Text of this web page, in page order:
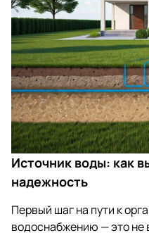
Источник воды: как
надежность
Первый шаг на пути к
водоснабжению — это не